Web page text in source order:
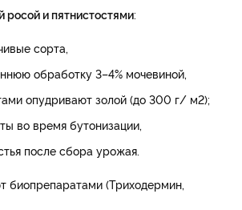
росой и пятнистостями:
сорта,
обработку 3–4% мочевиной,
опудривают золой (до 300 г/ м2);
во время бутонизации,
после сбора урожая.
биопрепаратами (Триходермин,